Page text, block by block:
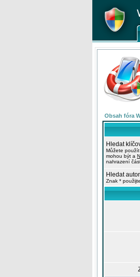
Obsah fóra
Hledat
Můžete použít
mohou být a
nahrazení
Hledat
Znak *